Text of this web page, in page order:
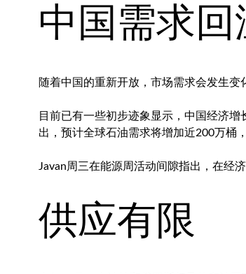
中国需求回
随着中国的重新开放，市场需求会发生变
目前已有一些初步迹象显示，中国经济
出，预计全球石油需求将增加近200万桶
Javan周三在能源周活动间隙指出，在经
供应有限